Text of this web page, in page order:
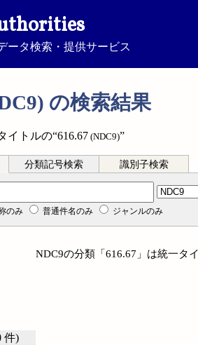
ータ検索・提供サービス
の検索結果
イトルの“616.67 (NDC9)”
分類記号検索 識別子検索
のみ 普通件名のみ ジャンルのみ
件)
NDC9の分類「616.67」は統一タ